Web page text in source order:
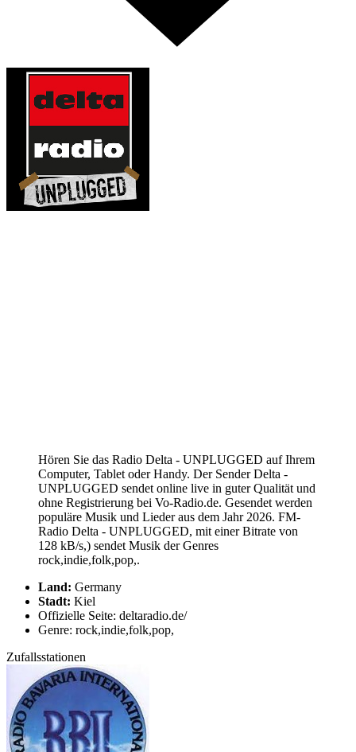
Hören Sie das Radio Delta - UNPLUGGED auf Ihrem
Computer, Tablet oder Handy. Der Sender Delta -
UNPLUGGED sendet online live in guter Qualität und
ohne Registrierung bei Vo-Radio.de. Gesendet werden
populäre Musik und Lieder aus dem Jahr 2026. FM-
Radio Delta - UNPLUGGED, mit einer Bitrate von
128 kB/s,) sendet Musik der Genres
rock,indie,folk,pop,.
Land: Germany
Stadt: Kiel
Offizielle Seite: deltaradio.de/
Genre: rock,indie,folk,pop,
Zufallsstationen